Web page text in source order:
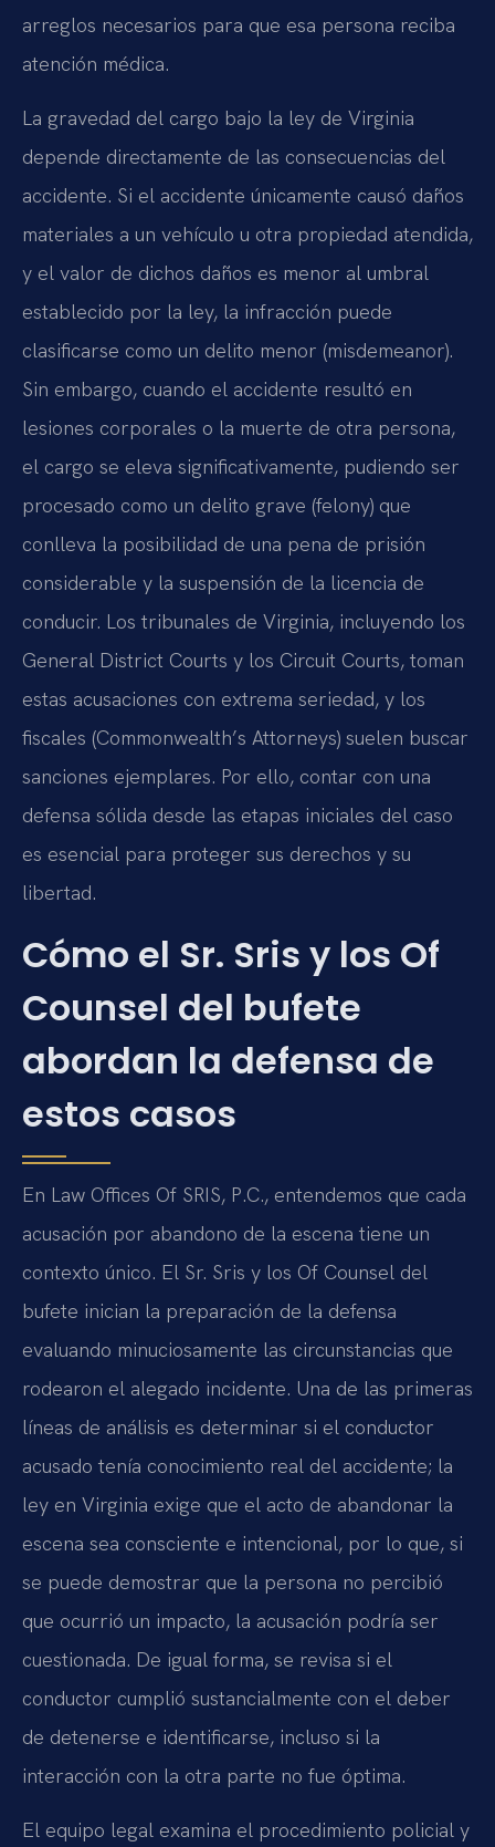
arreglos necesarios para que esa persona reciba
atención médica.
La gravedad del cargo bajo la ley de Virginia
depende directamente de las consecuencias del
accidente. Si el accidente únicamente causó daños
materiales a un vehículo u otra propiedad atendida,
y el valor de dichos daños es menor al umbral
establecido por la ley, la infracción puede
clasificarse como un delito menor (misdemeanor).
Sin embargo, cuando el accidente resultó en
lesiones corporales o la muerte de otra persona,
el cargo se eleva significativamente, pudiendo ser
procesado como un delito grave (felony) que
conlleva la posibilidad de una pena de prisión
considerable y la suspensión de la licencia de
conducir. Los tribunales de Virginia, incluyendo los
General District Courts y los Circuit Courts, toman
estas acusaciones con extrema seriedad, y los
fiscales (Commonwealth’s Attorneys) suelen buscar
sanciones ejemplares. Por ello, contar con una
defensa sólida desde las etapas iniciales del caso
es esencial para proteger sus derechos y su
libertad.
Cómo el Sr. Sris y los Of
Counsel del bufete
abordan la defensa de
estos casos
En Law Offices Of SRIS, P.C., entendemos que cada
acusación por abandono de la escena tiene un
contexto único. El Sr. Sris y los Of Counsel del
bufete inician la preparación de la defensa
evaluando minuciosamente las circunstancias que
rodearon el alegado incidente. Una de las primeras
líneas de análisis es determinar si el conductor
acusado tenía conocimiento real del accidente; la
ley en Virginia exige que el acto de abandonar la
escena sea consciente e intencional, por lo que, si
se puede demostrar que la persona no percibió
que ocurrió un impacto, la acusación podría ser
cuestionada. De igual forma, se revisa si el
conductor cumplió sustancialmente con el deber
de detenerse e identificarse, incluso si la
interacción con la otra parte no fue óptima.
El equipo legal examina el procedimiento policial y